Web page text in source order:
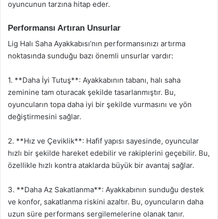
oyuncunun tarzına hitap eder.
Performansı Artıran Unsurlar
Lig Halı Saha Ayakkabısı’nın performansınızı artırma
noktasında sunduğu bazı önemli unsurlar vardır:
1. **Daha İyi Tutuş**: Ayakkabının tabanı, halı saha
zeminine tam oturacak şekilde tasarlanmıştır. Bu,
oyuncuların topa daha iyi bir şekilde vurmasını ve yön
değiştirmesini sağlar.
2. **Hız ve Çeviklik**: Hafif yapısı sayesinde, oyuncular
hızlı bir şekilde hareket edebilir ve rakiplerini geçebilir. Bu,
özellikle hızlı kontra ataklarda büyük bir avantaj sağlar.
3. **Daha Az Sakatlanma**: Ayakkabının sunduğu destek
ve konfor, sakatlanma riskini azaltır. Bu, oyuncuların daha
uzun süre performans sergilemelerine olanak tanır.